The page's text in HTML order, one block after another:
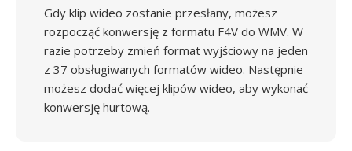
Gdy klip wideo zostanie przesłany, możesz
rozpocząć konwersję z formatu F4V do WMV. W
razie potrzeby zmień format wyjściowy na jeden
z 37 obsługiwanych formatów wideo. Następnie
możesz dodać więcej klipów wideo, aby wykonać
konwersję hurtową.